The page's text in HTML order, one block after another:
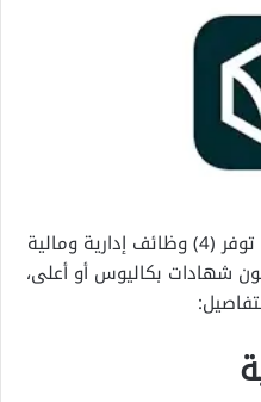
أعلن البنك السعودي الفرنسي عن توفر (4) وظائف إدارية ومالية
شهادات بكاليوس أو أعلى،